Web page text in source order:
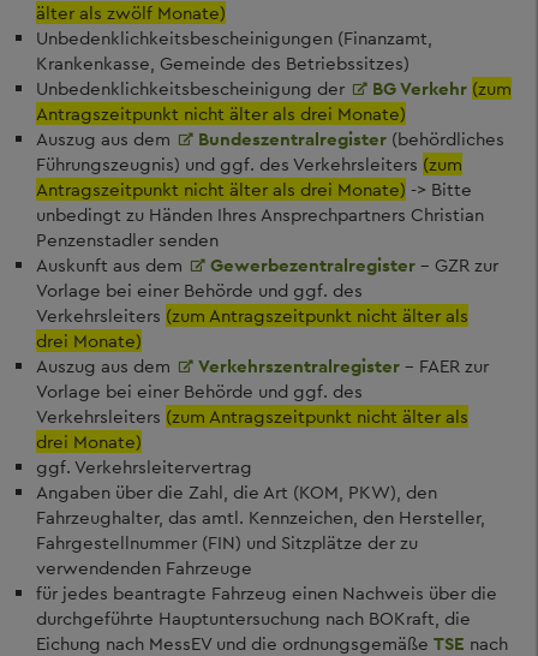
älter als zwölf Monate)
Unbedenklichkeitsbescheinigungen (Finanzamt,
Krankenkasse, Gemeinde des Betriebssitzes)
Unbedenklichkeitsbescheinigung der
BG Verkehr (zum
Antragszeitpunkt nicht älter als drei Monate)
Auszug aus dem
Bundeszentralregister (behördliches
Führungszeugnis) und ggf. des Verkehrsleiters (zum
Antragszeitpunkt nicht älter als drei Monate) -> Bitte
unbedingt zu Händen Ihres Ansprechpartners Christian
Penzenstadler senden
Auskunft aus dem
Gewerbezentralregister - GZR zur
Vorlage bei einer Behörde und ggf. des
Verkehrsleiters (zum Antragszeitpunkt nicht älter als
drei Monate)
Auszug aus dem
Verkehrszentralregister - FAER zur
Vorlage bei einer Behörde und ggf. des
Verkehrsleiters (zum Antragszeitpunkt nicht älter als
drei Monate)
ggf. Verkehrsleitervertrag
Angaben über die Zahl, die Art (KOM, PKW), den
Fahrzeughalter, das amtl. Kennzeichen, den Hersteller,
Fahrgestellnummer (FIN) und Sitzplätze der zu
verwendenden Fahrzeuge
für jedes beantragte Fahrzeug einen Nachweis über die
durchgeführte Hauptuntersuchung nach BOKraft, die
Eichung nach MessEV und die ordnungsgemäße TSE nach